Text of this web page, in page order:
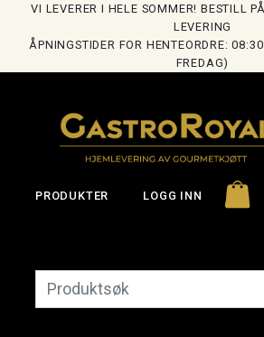
VI LEVERER I HELE SOMMER! BESTILL
LEVERING
ÅPNINGSTIDER FOR HENTEORDRE:
FREDAG)
PRODUKTER LOGG INN